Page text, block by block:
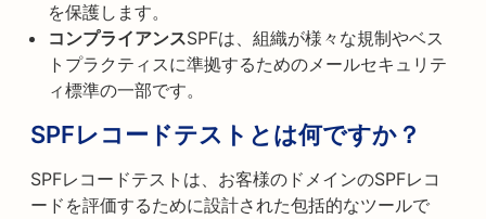
を保護します。
コンプライアンスSPFは、組織が様々な規制やベス
トプラクティスに準拠するためのメールセキュリテ
ィ標準の一部です。
SPFレコードテストとは何ですか？
SPFレコードテストは、お客様のドメインのSPFレコ
ードを評価するために設計された包括的なツールで